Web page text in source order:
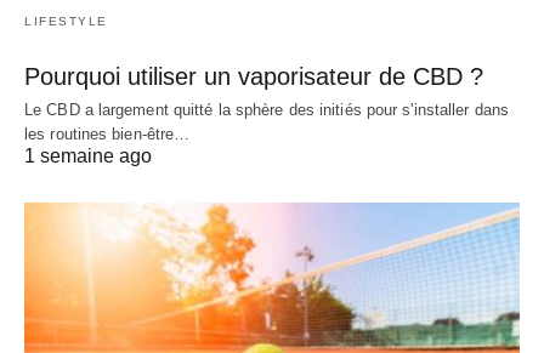
LIFESTYLE
Pourquoi utiliser un vaporisateur de CBD ?
Le CBD a largement quitté la sphère des initiés pour s'installer dans
les routines bien-être…
1 semaine ago